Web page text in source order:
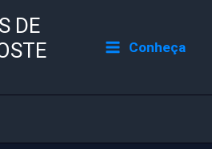
DE
Conheça